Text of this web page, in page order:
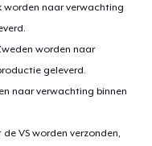
worden naar verwachting
worden naar
geleverd.
naar verwachting binnen
VS worden verzonden,